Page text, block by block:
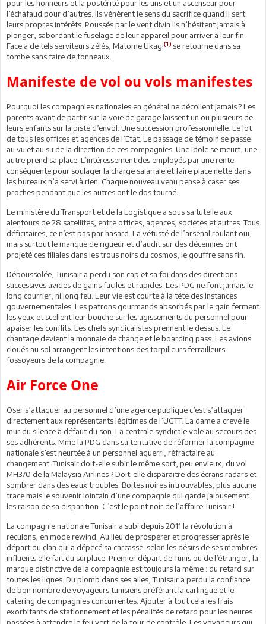
pour les honneurs et la postérité pour les uns et un ascenseur pour
l’échafaud pour d’autres. Ils vénèrent le sens du sacrifice quand il sert
leurs propres intérêts. Poussés par le vent divin Ils n’hésitent jamais à
plonger, sabordant le fuselage de leur appareil pour arriver à leur fin.
Face a de tels serviteurs zélés, Matome Ukagi(1) se retourne dans sa
tombe sans faire de tonneaux.
Manifeste de vol ou vols manifestes
Pourquoi les compagnies nationales en général ne décollent jamais ? Les
parents avant de partir sur la voie de garage laissent un ou plusieurs de
leurs enfants sur la piste d’envol. Une succession professionnelle. Le lot
de tous les offices et agences de l’Etat. Le passage de témoin se passe
au vu et au su de la direction de ces compagnies. Une idole se meurt, une
autre prend sa place. L’intéressement des employés par une rente
conséquente pour soulager la charge salariale et faire place nette dans
les bureaux n’a servi à rien. Chaque nouveau venu pense à caser ses
proches pendant que les autres ont le dos tourné.
Le ministère du Transport et de la Logistique a sous sa tutelle aux
alentours de 28 satellites, entre offices, agences, sociétés et autres. Tous
déficitaires, ce n’est pas par hasard. La vétusté de l’arsenal roulant oui,
mais surtout le manque de rigueur et d’audit sur des décennies ont
projeté ces filiales dans les trous noirs du cosmos, le gouffre sans fin.
Déboussolée, Tunisair a perdu son cap et sa foi dans des directions
successives avides de gains faciles et rapides. Les PDG ne font jamais le
long courrier, ni long feu. Leur vie est courte à la tête des instances
gouvernementales. Les patrons gourmands absorbés par le gain ferment
les yeux et scellent leur bouche sur les agissements du personnel pour
apaiser les conflits. Les chefs syndicalistes prennent le dessus. Le
chantage devient la monnaie de change et le boarding pass. Les avions
cloués au sol arrangent les intentions des torpilleurs ferrailleurs
fossoyeurs de la compagnie.
Air Force One
Oser s’attaquer au personnel d’une agence publique c’est s’attaquer
directement aux représentants légitimes de l’UGTT. La dame a crevé le
mur du silence à défaut du son. La centrale syndicale vole au secours des
ses adhérents. Mme la PDG dans sa tentative de réformer la compagnie
nationale s’est heurtée à un personnel aguerri, réfractaire au
changement. Tunisair doit-elle subir le même sort, peu envieux, du vol
MH370 de la Malaysia Airlines ? Doit-elle disparaitre des écrans radars et
sombrer dans des eaux troubles. Boites noires introuvables, plus aucune
trace mais le souvenir lointain d’une compagnie qui garde jalousement
les raison de sa disparition. C’est le point noir de l’affaire Tunisair !
La compagnie nationale Tunisair a subi depuis 2011 la révolution à
reculons, en mode rewind. Au lieu de prospérer et progresser après le
départ du clan qui a dépecé sa carcasse selon les désirs de ses membres
influents elle fait du surplace. Premier départ de Tunis ou de l’étranger, la
marque distinctive de la compagnie est toujours la même : du retard sur
toutes les lignes. Du plomb dans ses ailes, Tunisair a perdu la confiance
de bon nombre de voyageurs tunisiens préférant la carlingue et le
catering de compagnies concurrentes. Ajouter à tout cela les frais
exorbitants de stationnement et les pénalités de retard pour les heures